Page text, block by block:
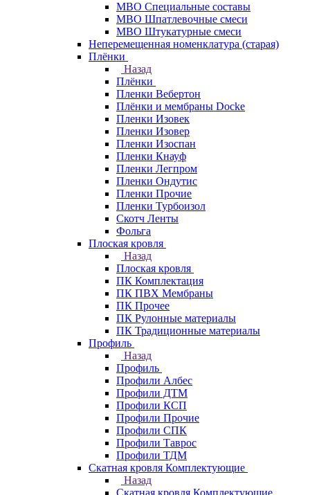
МВО Специальные составы
МВО Шпатлевочные смеси
МВО Штукатурные смеси
Неперемещенная номенклатура (старая)
Плёнки
Назад
Плёнки
Пленки Вебертон
Плёнки и мембраны Docke
Пленки Изовек
Пленки Изовер
Пленки Изоспан
Пленки Кнауф
Пленки Легпром
Пленки Ондутис
Пленки Прочие
Пленки Турбоизол
Скотч Ленты
Фольга
Плоская кровля
Назад
Плоская кровля
ПК Комплектация
ПК ПВХ Мембраны
ПК Прочее
ПК Рулонные материалы
ПК Традиционные материалы
Профиль
Назад
Профиль
Профили Албес
Профили ДТМ
Профили КСП
Профили Прочие
Профили СПК
Профили Таврос
Профили ТДМ
Скатная кровля Комплектующие
Назад
Скатная кровля Комплектующие